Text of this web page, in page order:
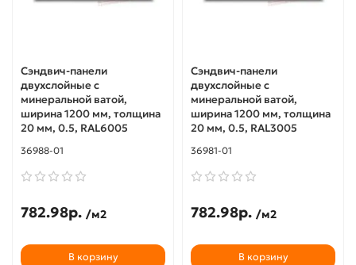
Сэндвич-панели
двухслойные с
минеральной ватой,
ширина 1200 мм, толщина
20 мм, 0.5, RAL6005
36988-01
782.98р. /м2
В корзину
Сэндвич-панели
двухслойные с
минеральной ватой,
ширина 1200 мм, толщина
20 мм, 0.5, RAL3005
36981-01
782.98р. /м2
В корзину